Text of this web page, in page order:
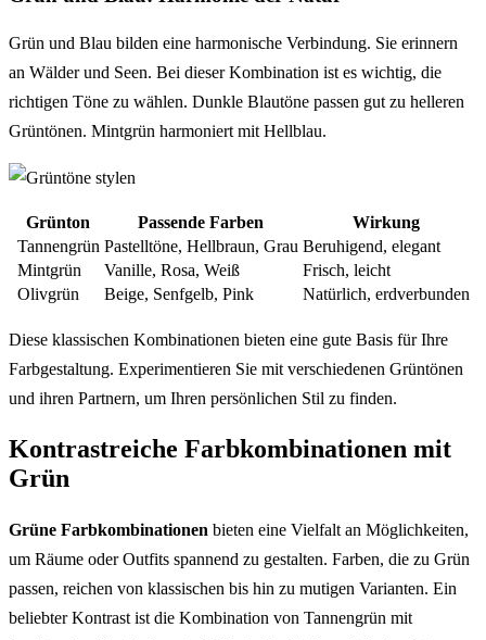
Grün und Blau bilden eine harmonische Verbindung. Sie erinnern
an Wälder und Seen. Bei dieser Kombination ist es wichtig, die
richtigen Töne zu wählen. Dunkle Blautöne passen gut zu helleren
Grüntönen. Mintgrün harmoniert mit Hellblau.
Grünton Passende Farben
Wirkung
Tannengrün Pastelltöne, Hellbraun, Grau Beruhigend, elegant
Mintgrün
Vanille, Rosa, Weiß
Frisch, leicht
Olivgrün
Beige, Senfgelb, Pink Natürlich, erdverbunden
Diese klassischen Kombinationen bieten eine gute Basis für Ihre
Farbgestaltung. Experimentieren Sie mit verschiedenen Grüntönen
und ihren Partnern, um Ihren persönlichen Stil zu finden.
Kontrastreiche Farbkombinationen mit
Grün
Grüne Farbkombinationen bieten eine Vielfalt an Möglichkeiten,
um Räume oder Outfits spannend zu gestalten. Farben, die zu Grün
passen, reichen von klassischen bis hin zu mutigen Varianten. Ein
beliebter Kontrast ist die Kombination von Tannengrün mit